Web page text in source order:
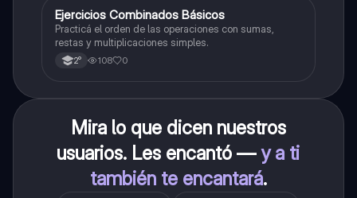
EMatemáticas
Ejercicios Combinados Básicos
Practicá el orden de las operaciones con sumas,
restas y multiplicaciones simples.
2° 108 0
Mira lo que dicen nuestros
usuarios. Les encantó —y a ti
también te encantará.